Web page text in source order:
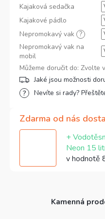
Kajaková sedačka
Kajakové pádlo
Nepromokavý vak ?
Nepromokavý vak na
mobil
Můžeme doručit do: Zvolte
Nevíte si rady?
Zdarma od nás
+
Neon 15
v hodnotě
Kamenná